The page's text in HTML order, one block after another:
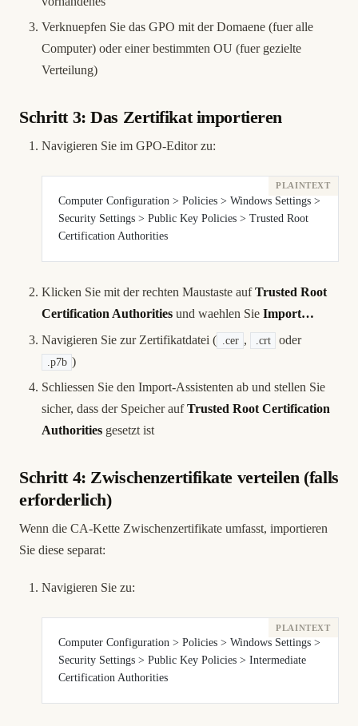
Verknuepfen Sie das GPO mit der Domaene (fuer alle
Computer) oder einer bestimmten OU (fuer gezielte
Verteilung)
Schritt 3: Das Zertifikat importieren
Navigieren Sie im GPO-Editor zu:
Computer Configuration > Policies > Windows Settings >
Security Settings > Public Key Policies > Trusted Root
Certification Authorities
Klicken Sie mit der rechten Maustaste aufTrusted Root
Certification Authorities und waehlen Sie Import…
Navigieren Sie zur Zertifikatdatei (
.cer , .crt oder
.p7b )
Schliessen Sie den Import-Assistenten ab und stellen Sie
sicher, dass der Speicher aufTrusted Root Certification
Authorities gesetzt ist
Schritt 4: Zwischenzertifikate verteilen (falls
erforderlich)
Wenn die CA-Kette Zwischenzertifikate umfasst, importieren
Sie diese separat:
Navigieren Sie zu:
Computer Configuration > Policies > Windows Settings >
Security Settings > Public Key Policies > Intermediate
Certification Authorities